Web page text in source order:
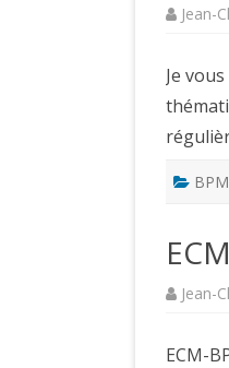
Jean-
Je
BPM
Jean-
ECM-